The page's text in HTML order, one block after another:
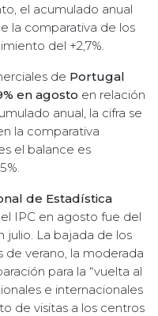
el acumulado anual
la comparativa de los
del +2,7%.
de Portugal
en agosto en relación
anual, la cifra se
la comparativa
el balance es
de Estadística
IPC en agosto fue del
julio. La bajada de los
de verano, la moderada
para la “vuelta al
e internacionales
de visitas a los centros